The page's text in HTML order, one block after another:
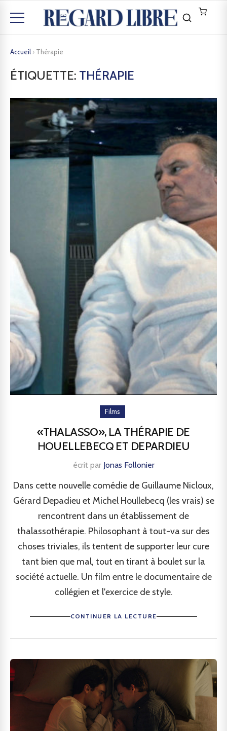
Accueil › Thérapie
ÉTIQUETTE: THÉRAPIE
Films
«THALASSO», LA THÉRAPIE DE
HOUELLEBECQ ET DEPARDIEU
écrit par Jonas Follonier
Dans cette nouvelle comédie de Guillaume Nicloux,
Gérard Depadieu et Michel Houllebecq (les vrais) se
rencontrent dans un établissement de
thalassothérapie. Philosophant à tout-va sur des
choses triviales, ils tentent de supporter leur cure
tant bien que mal, tout en tirant à boulet sur la
société actuelle. Un film entre le documentaire de
collégien et l'exercice de style.
CONTINUER LA LECTURE